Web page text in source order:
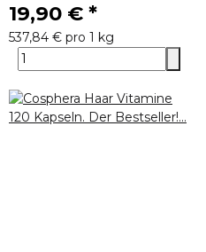
19,90 € *
537,84 € pro 1 kg